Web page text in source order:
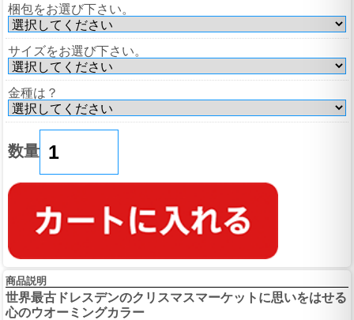
梱包をお選び下さい。
サイズをお選び下さい。
金種は？
数量
商品説明
世界最古ドレスデンのクリスマスマーケットに思いをはせる
心のウオーミングカラー